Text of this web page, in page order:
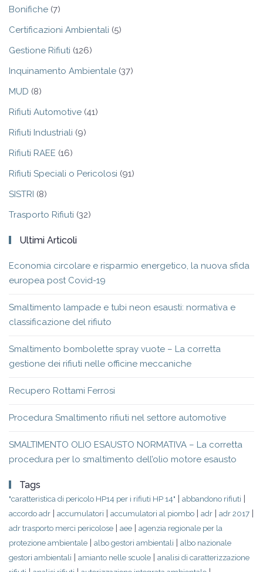
Bonifiche (7)
Certificazioni Ambientali (5)
Gestione Rifiuti (126)
Inquinamento Ambientale (37)
MUD (8)
Rifiuti Automotive (41)
Rifiuti Industriali (9)
Rifiuti RAEE (16)
Rifiuti Speciali o Pericolosi (91)
SISTRI (8)
Trasporto Rifiuti (32)
Ultimi Articoli
Economia circolare e risparmio energetico, la nuova sfida
europea post Covid-19
Smaltimento lampade e tubi neon esausti: normativa e
classificazione del rifiuto
Smaltimento bombolette spray vuote – La corretta
gestione dei rifiuti nelle officine meccaniche
Recupero Rottami Ferrosi
Procedura Smaltimento rifiuti nel settore automotive
SMALTIMENTO OLIO ESAUSTO NORMATIVA – La corretta
procedura per lo smaltimento dell’olio motore esausto
Tags
"caratteristica di pericolo HP14 per i rifiuti HP 14" | abbandono rifiuti |
accordo adr | accumulatori | accumulatori al piombo | adr | adr 2017 |
adr trasporto merci pericolose | aee | agenzia regionale per la
protezione ambientale | albo gestori ambientali | albo nazionale
gestori ambientali | amianto nelle scuole | analisi di caratterizzazione